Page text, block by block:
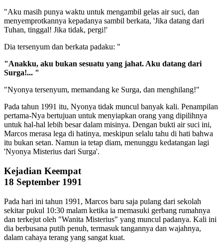
"Aku masih punya waktu untuk mengambil gelas air suci, dan
menyemprotkannya kepadanya sambil berkata, 'Jika datang dari
Tuhan, tinggal! Jika tidak, pergi!'
Dia tersenyum dan berkata padaku: "
"Anakku, aku bukan sesuatu yang jahat. Aku datang dari
Surga!... "
"Nyonya tersenyum, memandang ke Surga, dan menghilang!"
Pada tahun 1991 itu, Nyonya tidak muncul banyak kali. Penampilan
pertama-Nya bertujuan untuk menyiapkan orang yang dipilihnya
untuk hal-hal lebih besar dalam misinya. Dengan bukti air suci ini,
Marcos merasa lega di hatinya, meskipun selalu tahu di hati bahwa
itu bukan setan. Namun ia tetap diam, menunggu kedatangan lagi
'Nyonya Misterius dari Surga'.
Kejadian Keempat
18 September 1991
Pada hari ini tahun 1991, Marcos baru saja pulang dari sekolah
sekitar pukul 10:30 malam ketika ia memasuki gerbang rumahnya
dan terkejut oleh "Wanita Misterius" yang muncul padanya. Kali ini
dia berbusana putih penuh, termasuk tangannya dan wajahnya,
dalam cahaya terang yang sangat kuat.